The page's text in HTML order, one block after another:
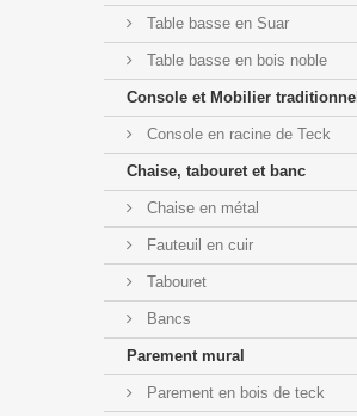
Table basse en Suar
Table basse en bois noble
Console et Mobilier traditionnel
Console en racine de Teck
Chaise, tabouret et banc
Chaise en métal
Fauteuil en cuir
Tabouret
Bancs
Parement mural
Parement en bois de teck